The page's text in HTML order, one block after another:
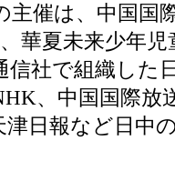
主催は、中国国
華夏未来少年
信社で組織した
、中国国際放
津日報など日中